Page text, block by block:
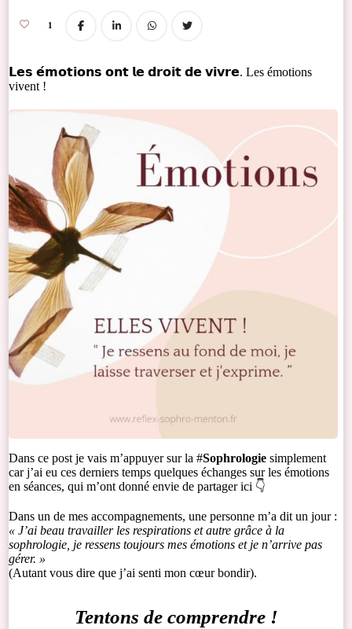
1
𝗟𝗲𝘀 𝗲́𝗺𝗼𝘁𝗶𝗼𝗻𝘀 𝗼𝗻𝘁 𝗹𝗲 𝗱𝗿𝗼𝗶𝘁 𝗱𝗲 𝘃𝗶𝘃𝗿𝗲. Les émotions
vivent !
Dans ce post je vais m’appuyer sur la #Sophrologiesimplement
car j’ai eu ces derniers temps quelques échanges sur les émotions
en séances, qui m’ont donné envie de partager ici 👇
Dans un de mes accompagnements, une personne m’a dit un jour :
« J’ai beau travailler les respirations et autre grâce à la
sophrologie, je ressens toujours mes émotions et je n’arrive pas
gérer. »
(Autant vous dire que j’ai senti mon cœur bondir).
Tentons de comprendre !